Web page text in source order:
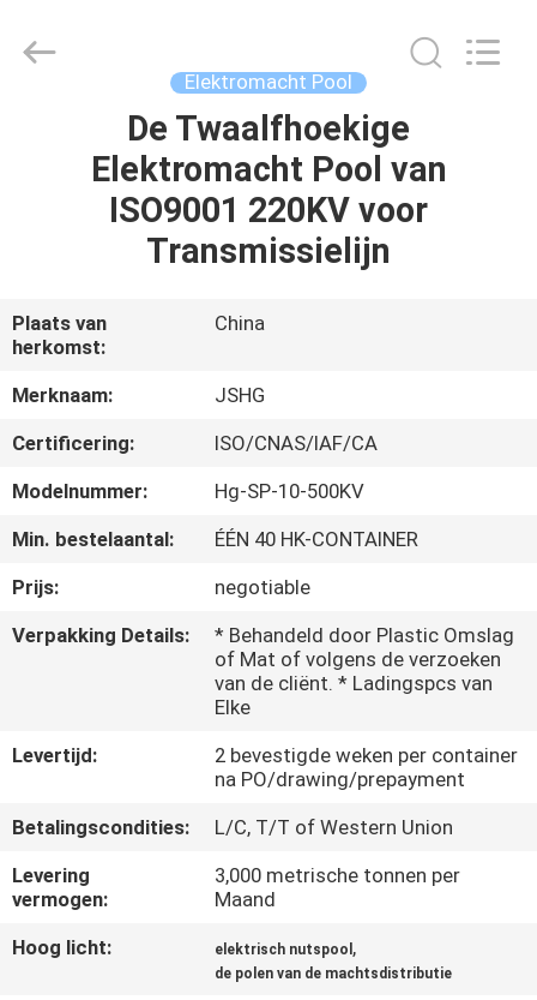
PRODUCTEN
VR-
SHOW
ONGEVEER
FABRIEKSREIS
KWALITEITSCONTROLE
CONTACTEER
NIEUWS
VERZOEK
co.,ltd.
Elektromacht Pool
De Twaalfhoekige
Elektromacht Pool van
ISO9001 220KV voor
Transmissielijn
Plaats van
herkomst:
China
Merknaam:
JSHG
Certificering:
ISO/CNAS/IAF/CA
Modelnummer:
Hg-SP-10-500KV
Min. bestelaantal:
ÉÉN 40 HK-CONTAINER
Prijs:
negotiable
Verpakking Details:
* Behandeld door Plastic Omslag
of Mat of volgens de verzoeken
van de cliënt. * Ladingspcs van
Elke
Levertijd:
2 bevestigde weken per container
na PO/drawing/prepayment
Betalingscondities:
L/C, T/T of Western Union
Levering
vermogen:
3,000 metrische tonnen per
Maand
Hoog licht:
elektrisch nutspool ,
de polen van de machtsdistributie